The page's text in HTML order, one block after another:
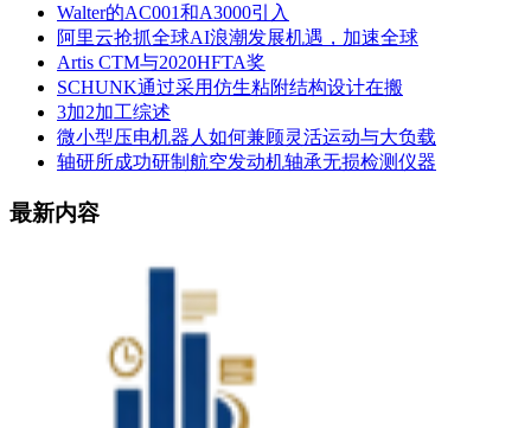
Walter的AC001和A3000引入
阿里云抢抓全球AI浪潮发展机遇，加速全球
Artis CTM与2020HFTA奖
SCHUNK通过采用仿生粘附结构设计在搬
3加2加工综述
微小型压电机器人如何兼顾灵活运动与大负载
轴研所成功研制航空发动机轴承无损检测仪器
最新内容